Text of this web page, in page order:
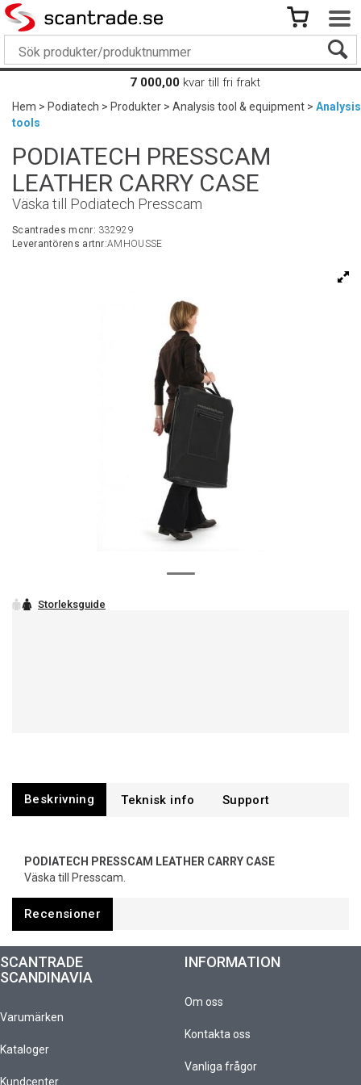
7 000,00 kvar till fri frakt
Hem>Podiatech>Produkter>Analysis tool & equipment>Analysis
tools
PODIATECH PRESSCAM
LEATHER CARRY CASE
Väska till Podiatech Presscam
Scantrades mcnr: 332929
Leverantörens artnr:AMHOUSSE
Beskrivning Support
PODIATECH PRESSCAM LEATHER CARRY CASE
Väska till Presscam.
Recensioner
SCANTRADE
SCANDINAVIA
Varumärken
Kataloger
Kundcenter
INFORMATION
Om oss
Kontakta oss
Vanliga frågor